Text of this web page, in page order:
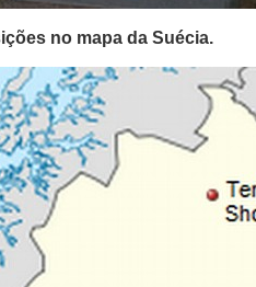
no mapa da Suécia.